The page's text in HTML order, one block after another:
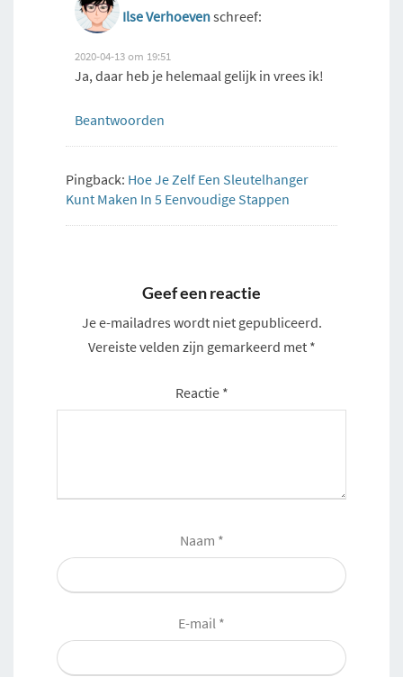
Ilse Verhoevenschreef:
2020-04-13 om 19:51
Ja, daar heb je helemaal gelijk in vrees ik!
Beantwoorden
Pingback: Hoe Je Zelf Een Sleutelhanger
Kunt Maken In 5 Eenvoudige Stappen
Geef een reactie
Je e-mailadres wordt niet gepubliceerd.
Vereiste velden zijn gemarkeerd met *
Reactie *
Naam *
E-mail *